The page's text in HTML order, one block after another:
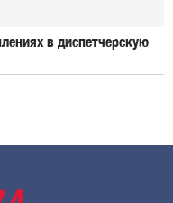
в диспетчерскую